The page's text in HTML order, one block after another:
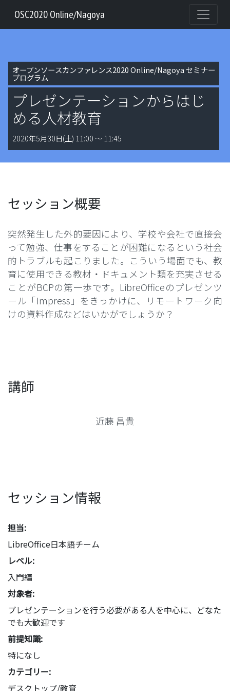
OSC2020 Online/Nagoya
オープンソースカンファレンス2020 Online/Nagoya セミナー
プログラム
プレゼンテーションからはじ
める人材教育
2020年5月30日(土) 11:00 〜 11:45
セッション概要
突然発生した外的要因により、学校や会社で直接会
って勉強、仕事をすることが困難になるという社会
的トラブルも起こりました。こういう場面でも、教
育に使用できる教材・ドキュメント類を充実させる
ことがBCPの第一歩です。LibreOfficeのプレゼンツ
ール「Impress」をきっかけに、リモートワーク向
けの資料作成などはいかがでしょうか？
講師
近藤 昌貴
セッション情報
担当:
LibreOffice日本語チーム
レベル:
入門編
対象者:
プレゼンテーションを行う必要がある人を中心に、どなた
でも大歓迎です
前提知識:
特になし
カテゴリー:
デスクトップ/教育